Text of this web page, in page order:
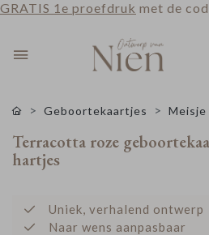
GRATIS 1e proefdruk met de
Geboortekaartjes Meisje
Terracotta roze
hartjes
Uniek, verhalend ontwerp
Naar wens aanpasbaar